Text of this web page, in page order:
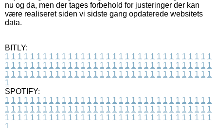
nu og da, men der tages forbehold for justeringer der kan
være realiseret siden vi sidste gang opdaterede websitets
data.
BITLY:
1 1 1 1 1 1 1 1 1 1 1 1 1 1 1 1 1 1 1 1 1 1 1 1 1 1 1 1 1 1 1 1 1
1 1 1 1 1 1 1 1 1 1 1 1 1 1 1 1 1 1 1 1 1 1 1 1 1 1 1 1 1 1 1 1 1
1 1 1 1 1 1 1 1 1 1 1 1 1 1 1 1 1 1 1 1 1 1 1 1 1 1 1 1 1 1 1 1 1
1
SPOTIFY:
1 1 1 1 1 1 1 1 1 1 1 1 1 1 1 1 1 1 1 1 1 1 1 1 1 1 1 1 1 1 1 1 1
1 1 1 1 1 1 1 1 1 1 1 1 1 1 1 1 1 1 1 1 1 1 1 1 1 1 1 1 1 1 1 1 1
1 1 1 1 1 1 1 1 1 1 1 1 1 1 1 1 1 1 1 1 1 1 1 1 1 1 1 1 1 1 1 1 1
1